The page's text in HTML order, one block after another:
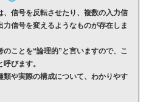
、信号を反転させたり、複数の入力信
信号を変えるようなものが存在しま
ことを“論理的”と言いますので、こ
びます。
や実際の構成について、わかりやす